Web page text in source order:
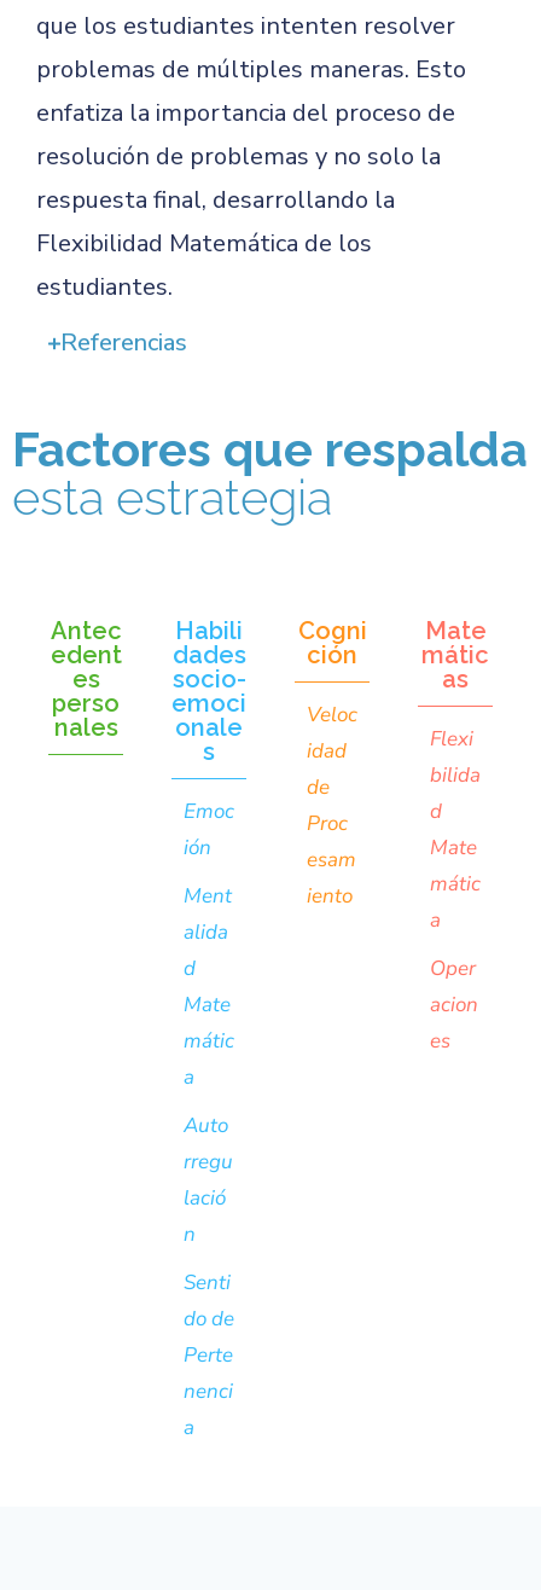
que los estudiantes intenten resolver
problemas de múltiples maneras. Esto
enfatiza la importancia del proceso de
resolución de problemas y no solo la
respuesta final, desarrollando la
Flexibilidad Matemática de los
estudiantes.
Referencias
Factores que respalda
esta estrategia
Antec
edent
es
perso
nales
Habili
dades
socio-
emoci
onale
s
Emoc
ión
Ment
alida
d
Mate
mátic
a
Auto
rregu
lació
n
Senti
do de
Perte
nenci
a
Cogni
ción
Veloc
idad
de
Proc
esam
iento
Mate
mátic
as
Flexi
bilida
d
Mate
mátic
a
Oper
acion
es